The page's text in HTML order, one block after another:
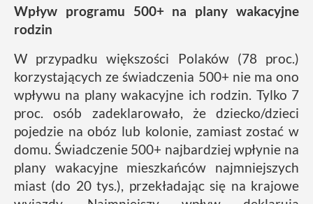
Wpływ programu 500+ na plany wakacyjne
rodzin
W przypadku większości Polaków (78 proc.)
korzystających ze świadczenia 500+ nie ma ono
wpływu na plany wakacyjne ich rodzin. Tylko 7
proc. osób zadeklarowało, że dziecko/dzieci
pojedzie na obóz lub kolonie, zamiast zostać w
domu. Świadczenie 500+ najbardziej wpłynie na
plany wakacyjne mieszkańców najmniejszych
miast (do 20 tys.), przekładając się na krajowe